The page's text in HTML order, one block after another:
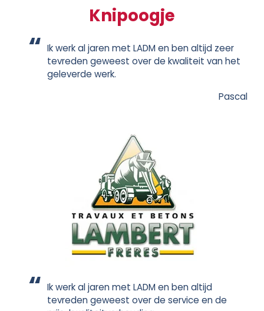
Knipoogje
Ik werk al jaren met LADM en ben altijd zeer
tevreden geweest over de kwaliteit van het
geleverde werk.
Pascal
Ik werk al jaren met LADM en ben altijd
tevreden geweest over de service en de